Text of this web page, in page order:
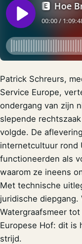
Patrick Schreurs,
Service Europe,
ondergang van zijn
slepende
volgde. De
internetcultuur rond
functioneerden als
waarom ze ineens
Met technische
juridische diepgang.
Watergraafsmeer
Europese Hof: dit is
strijd.